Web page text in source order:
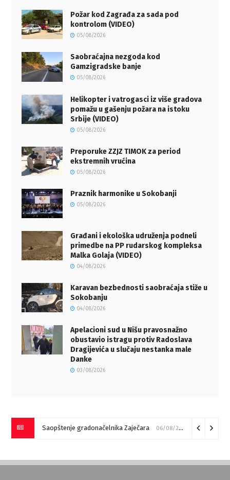
Požar kod Zagrađa za sada pod
kontrolom (VIDEO)
05/08/2026
Saobraćajna nezgoda kod
Gamzigradske banje
05/08/2026
Helikopter i vatrogasci iz više gradova
pomažu u gašenju požara na istoku
Srbije (VIDEO)
05/08/2026
Preporuke ZZJZ TIMOK za period
ekstremnih vrućina
05/08/2026
Praznik harmonike u Sokobanji
05/08/2026
Građani i ekološka udruženja podneli
primedbe na PP rudarskog kompleksa
Malka Golaja (VIDEO)
04/08/2026
Karavan bezbednosti saobraćaja stiže u
Sokobanju
04/08/2026
Apelacioni sud u Nišu pravosnažno
obustavio istragu protiv Radoslava
Dragijevića u slučaju nestanka male
Danke
03/08/2026
Saopštenje gradonačelnika Zaječara 06/08/2026